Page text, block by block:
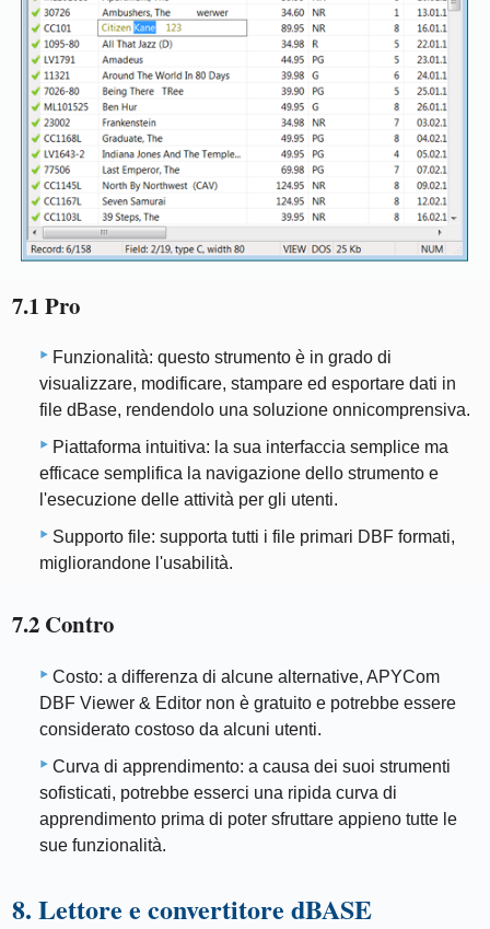
7.1 Pro
Funzionalità: questo strumento è in grado di
visualizzare, modificare, stampare ed esportare dati in
file dBase, rendendolo una soluzione onnicomprensiva.
Piattaforma intuitiva: la sua interfaccia semplice ma
efficace semplifica la navigazione dello strumento e
l'esecuzione delle attività per gli utenti.
Supporto file: supporta tutti i file primari DBF formati,
migliorandone l'usabilità.
7.2 Contro
Costo: a differenza di alcune alternative, APYCom
DBF Viewer & Editor non è gratuito e potrebbe essere
considerato costoso da alcuni utenti.
Curva di apprendimento: a causa dei suoi strumenti
sofisticati, potrebbe esserci una ripida curva di
apprendimento prima di poter sfruttare appieno tutte le
sue funzionalità.
8. Lettore e convertitore dBASE